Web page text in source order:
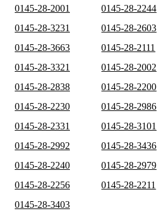
0145-28-2001
0145-28-2244
0145-28-3231
0145-28-2603
0145-28-3663
0145-28-2111
0145-28-3321
0145-28-2002
0145-28-2838
0145-28-2200
0145-28-2230
0145-28-2986
0145-28-2331
0145-28-3101
0145-28-2992
0145-28-3436
0145-28-2240
0145-28-2979
0145-28-2256
0145-28-2211
0145-28-3403